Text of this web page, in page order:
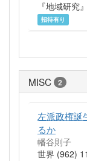
『地域研究
招待有り
MISC 2
左派政権誕
るか
幡谷則子
世界 (962)